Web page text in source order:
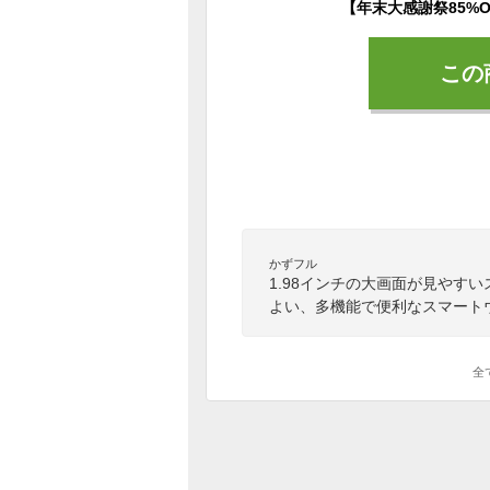
こ
かずフル
1.98インチの大画面が見やす
よい、多機能で便利なスマート
全